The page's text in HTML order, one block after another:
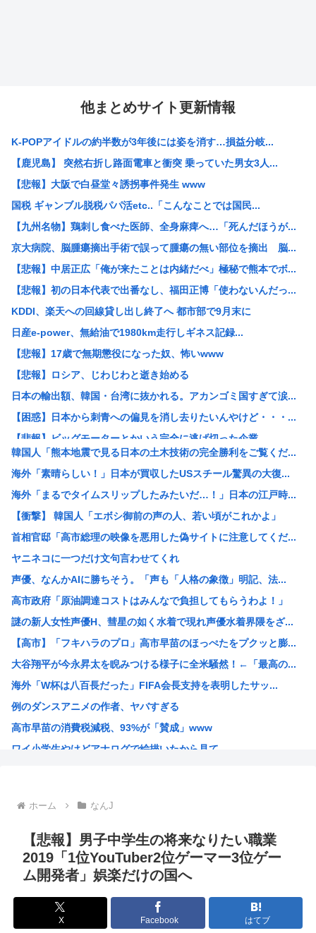
他まとめサイト更新情報
K-POPアイドルの約半数が3年後には姿を消す…損益分岐...
【鹿児島】 突然右折し路面電車と衝突 乗っていた男女3人...
【悲報】大阪で白昼堂々誘拐事件発生 www
国税 ギャンブル脱税パパ活etc..「こんなことでは国民...
【九州名物】鶏刺し食べた医師、全身麻痺へ…「死んだほうが...
京大病院、脳腫瘍摘出手術で誤って腫瘍の無い部位を摘出 脳...
【悲報】中居正広「俺が来たことは内緒だべ」極秘で熊本でボ...
【悲報】初の日本代表で出番なし、福田正博「使わないんだっ...
KDDI、楽天への回線貸し出し終了へ 都市部で9月末に
日産e-power、無給油で1980km走行しギネス記録...
【悲報】17歳で無期懲役になった奴、怖いwww
【悲報】ロシア、じわじわと逝き始める
日本の輸出額、韓国・台湾に抜かれる。アカンゴミ国すぎて涙...
【困惑】日本から刺青への偏見を消し去りたいんやけど・・・...
【悲報】ビッグモーターとかいう完全に逃げ切った企業
【悲報】女性「性的暴行されました」検事「嘘では？」女性「...
ホリエモン、移民受け入れ反対派の若者にブチギレ→スタジオ...
【悲報】「米軍を粉砕しろ！」在韓米軍基地に突入した韓国学...
税務署員1億円超脱税疑い 詐取金で競艇か、国税当局
【動画あり】ミスイタリア地方予選、黒人女性が優勝し炎上
早めに予約した通路側の席に、見知らぬ母子が。車掌の呼びか...
ショートスリーパーさん「寝たほうがいいのでは？」にブチギ...
トッモ「ワイ5年かけて500万貯めてん、これで焼き鳥屋や...
理容室経営て今から難しい？収入や資金、集客はどれくらい必...
高市早苗の消費税減税、93%が「賛成」www
首相官邸、"映え"を意識した高市首相熊本訪問の感動BGM...
【画像】女子高生さん、男に抱かれまくった結果www
【動画】 広島記念公園を追い出された左翼さん、流石にキモ...
【批判】ラノベ作家（52）「新作ラブコメ書いたぞ！ｗ」X...
韓国人「熊本地震で見る日本の土木技術の完全勝利をご覧くだ...
海外「素晴らしい！」日本が買収したUSスチール驚異の大復...
海外「まるでタイムスリップしたみたいだ…！」日本の江戸時...
【衝撃】 韓国人「エボシ御前の声の人、若い頃がこれかよ」
首相官邸「高市総理の映像を悪用した偽サイトに注意してくだ...
ヤニネコに一つだけ文句言わせてくれ
声優、なんかAIに勝ちそう。「声も「人格の象徴」明記、法...
高市政府「原油調達コストはみんなで負担してもらうわよ！」
謎の新人女性声優H、彗星の如く水着で現れ声優水着界隈をざ...
【高市】「フキハラのプロ」高市早苗のほっぺたをプクッと膨...
大谷翔平が今永昇太を睨みつける様子に全米騒然！←「最高の...
海外「W杯は八百長だった」FIFA会長支持を表明したサッ...
例のダンスアニメの作者、ヤバすぎる
高市早苗の消費税減税、93%が「賛成」www
ワイ小学生やけどアナログで絵描いたから見て
ちいかわのモモンガ、逝きそう
韓国人「韓国に10年間の出場権剥奪や過去ワールドカップ、...
高市首相、出張マッサージへ
アキバ冥途戦争とかいうアニメwww
【画像】小池百合子×高市早苗
【高市】ゴラム(56歳)、女子中学生をナイフで脅し性的暴...
ホーム なんJ
【悲報】男子中学生の将来なりたい職業
2019「1位YouTuber2位ゲーマー3位ゲー
ム開発者」娯楽だけの国へ
X Facebook はてブ